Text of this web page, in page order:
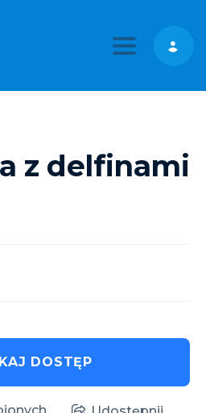
Toggle
z delfinami
DOSTĘP